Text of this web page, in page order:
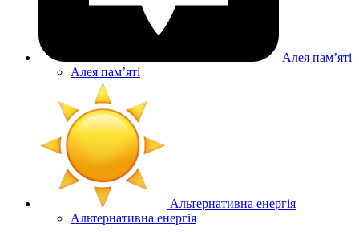
Алея памʼяті
Алея памʼяті
Альтернативна енергія
Альтернативна енергія